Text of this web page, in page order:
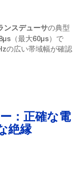
ンスデューサの典型
（最大60μs）で
の広い帯域幅が確認
：正確な電
絶縁